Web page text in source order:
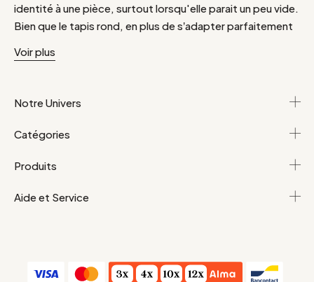
identité à une pièce, surtout lorsqu'elle parait un peu vide.
Bien que le tapis rond, en plus de s’adapter parfaitement
originalité face aux tapis carré ou rectangulaire, il faut
pourquoi ne pas accrocher son tapis rond au mur ? Pour un
atout décoration. Dans une chambre, pourquoi ne pas
vite notre sélection de tapis rond !
Voir plus
Notre Univers
Catégories
Produits
Aide et Service